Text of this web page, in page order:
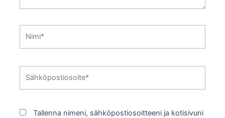
Tallenna nimeni, sähköpostiosoitteeni ja kotisivuni